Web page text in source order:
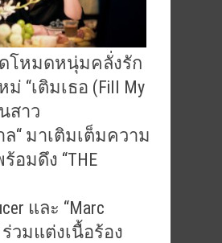
ปิดโหมดหนุ่มคลั่งรัก
ม่ “เติมเธอ (Fill My
สาว
ล“ มาเติมเต็มความ
อมดึง “THE
และ “Marc
ร่วมแต่งเนื้อร้อง